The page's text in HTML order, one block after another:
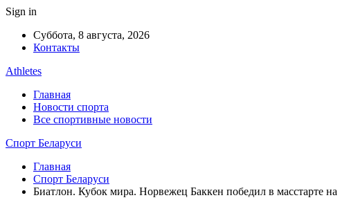
Sign in
Суббота, 8 августа, 2026
Контакты
Athletes
Главная
Новости спорта
Все спортивные новости
Спорт Беларуси
Главная
Спорт Беларуси
Биатлон. Кубок мира. Норвежец Баккен победил в масстарте